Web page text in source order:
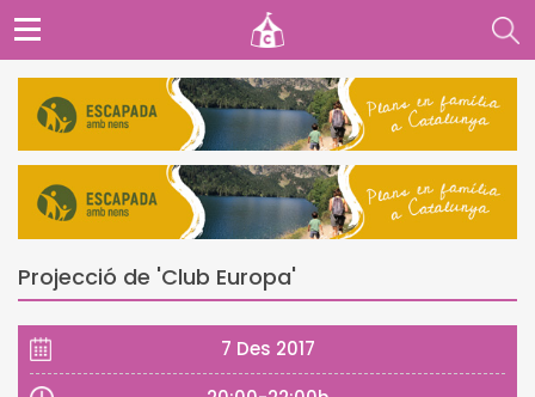
Projecció de 'Club Europa'
7 Des 2017